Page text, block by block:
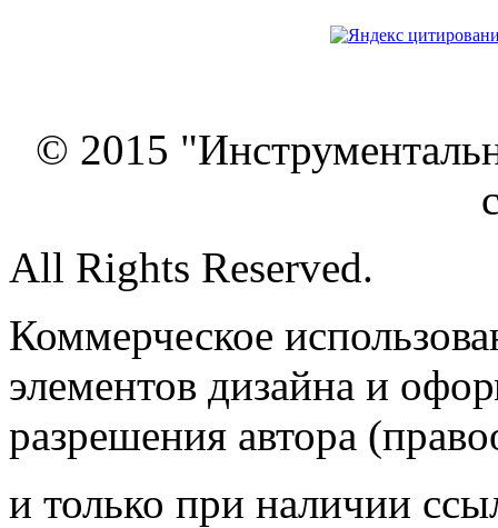
© 2015
All Rights Reserved.
Коммерческое
элементов дизайна и
разрешения автора
и только при наличии